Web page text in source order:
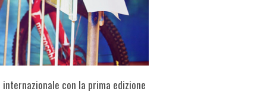
con la prima edizione